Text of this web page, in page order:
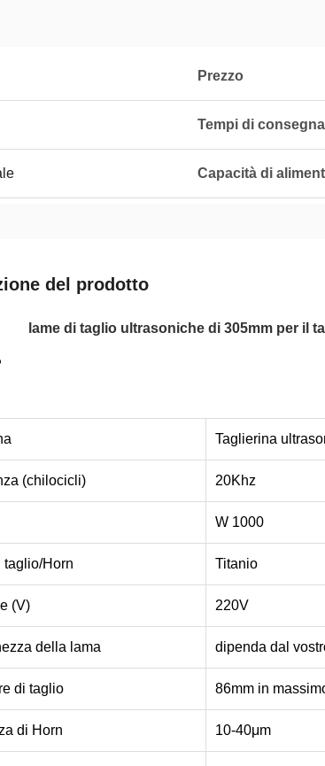
Prezzo
Tempi di consegna
Capacità di
del prodotto
lame di taglio ultrasoniche di 305mm per il
Taglierina
(chilocicli) 20Khz
W 1000
taglio/Horn Titanio
(V) 220V
della lama dipenda dal
di taglio 86mm in
di Horn 10-40μm